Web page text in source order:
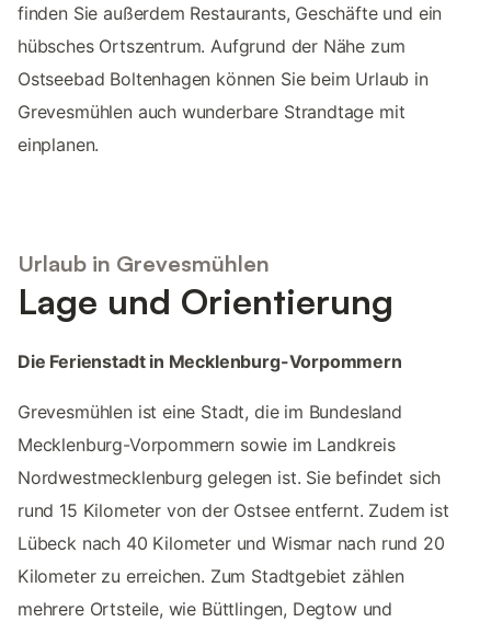
finden Sie außerdem Restaurants, Geschäfte und ein
hübsches Ortszentrum. Aufgrund der Nähe zum
Ostseebad Boltenhagen können Sie beim Urlaub in
Grevesmühlen auch wunderbare Strandtage mit
einplanen.
Urlaub in Grevesmühlen
Lage und Orientierung
Die Ferienstadt in Mecklenburg-Vorpommern
Grevesmühlen ist eine Stadt, die im Bundesland
Mecklenburg-Vorpommern sowie im Landkreis
Nordwestmecklenburg gelegen ist. Sie befindet sich
rund 15 Kilometer von der Ostsee entfernt. Zudem ist
Lübeck nach 40 Kilometer und Wismar nach rund 20
Kilometer zu erreichen. Zum Stadtgebiet zählen
mehrere Ortsteile, wie Büttlingen, Degtow und